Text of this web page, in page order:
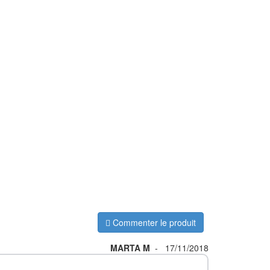
Commenter le produit
MARTA M -
17/11/2018